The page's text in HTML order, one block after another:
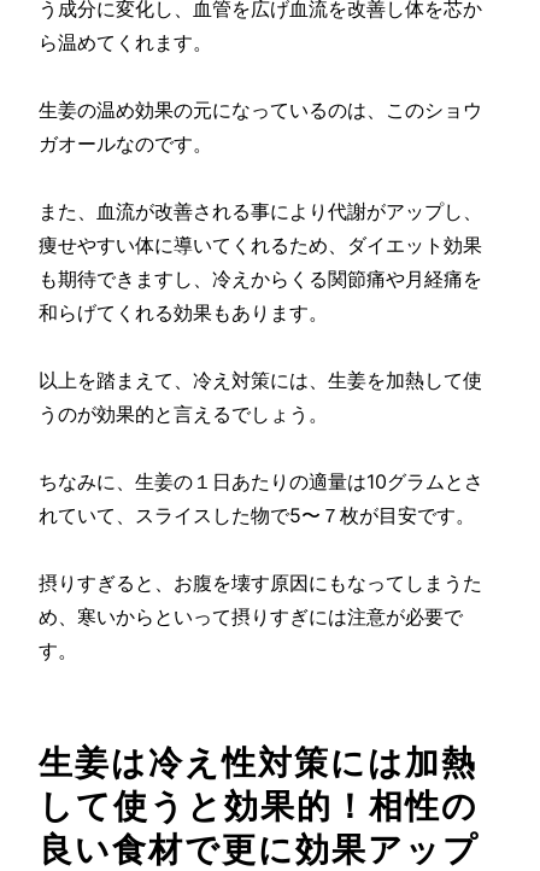
う成分に変化し、血管を広げ血流を改善し体を芯か
ら温めてくれます。
生姜の温め効果の元になっているのは、このショウ
ガオールなのです。
また、血流が改善される事により代謝がアップし、
痩せやすい体に導いてくれるため、ダイエット効果
も期待できますし、冷えからくる関節痛や月経痛を
和らげてくれる効果もあります。
以上を踏まえて、冷え対策には、生姜を加熱して使
うのが効果的と言えるでしょう。
ちなみに、生姜の１日あたりの適量は10グラムとさ
れていて、スライスした物で5〜７枚が目安です。
摂りすぎると、お腹を壊す原因にもなってしまうた
め、寒いからといって摂りすぎには注意が必要で
す。
生姜は冷え性対策には加熱
して使うと効果的！相性の
良い食材で更に効果アップ